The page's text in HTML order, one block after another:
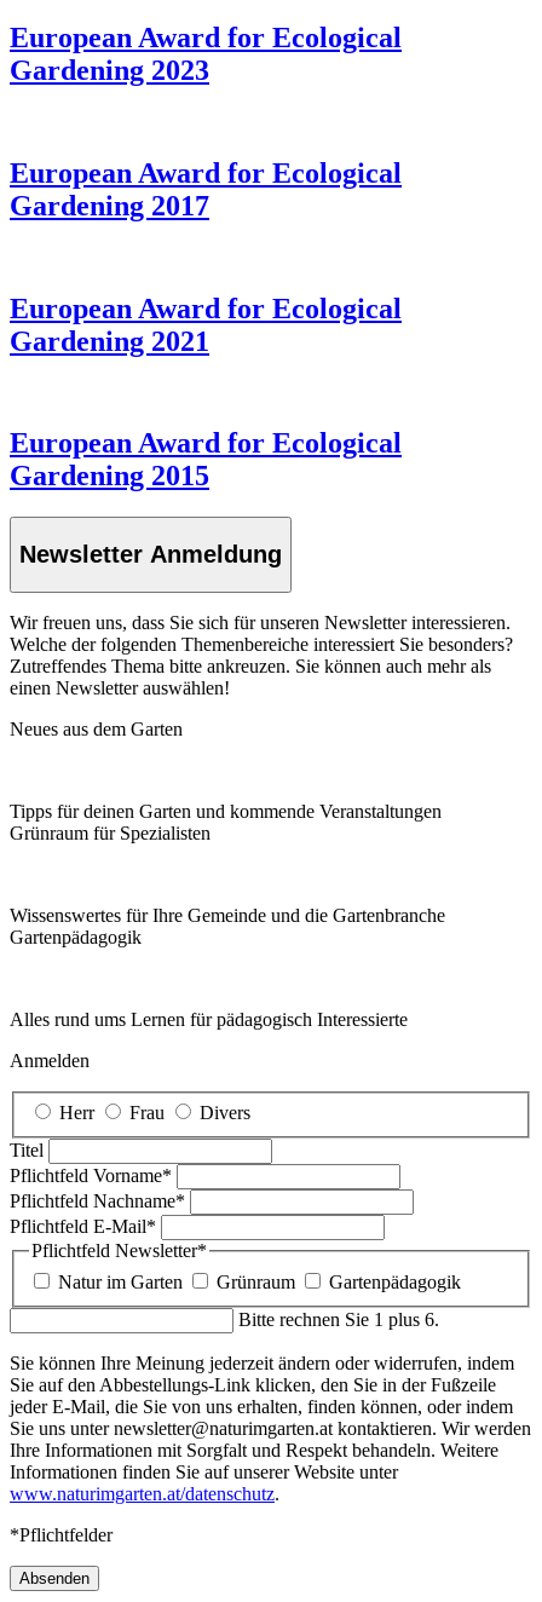
European Award for Ecological
Gardening 2023
European Award for Ecological
Gardening 2017
European Award for Ecological
Gardening 2021
European Award for Ecological
Gardening 2015
Newsletter Anmeldung
Wir freuen uns, dass Sie sich für unseren Newsletter interessieren.
Welche der folgenden Themenbereiche interessiert Sie besonders?
Zutreffendes Thema bitte ankreuzen. Sie können auch mehr als
einen Newsletter auswählen!
Neues aus dem Garten
Tipps für deinen Garten und kommende Veranstaltungen
Grünraum für Spezialisten
Wissenswertes für Ihre Gemeinde und die Gartenbranche
Garten­pädagogik
Alles rund ums Lernen für pädagogisch Interessierte
Anmelden
Herr Frau
Divers
Titel
Pflichtfeld Vorname*
Pflichtfeld Nachname*
Pflichtfeld E-Mail*
Pflichtfeld Newsletter*
Natur im Garten
Grünraum
Gartenpädagogik
Bitte rechnen Sie 1 plus 6.
Sie können Ihre Meinung jederzeit ändern oder widerrufen, indem
Sie auf den Abbestellungs-Link klicken, den Sie in der Fußzeile
jeder E-Mail, die Sie von uns erhalten, finden können, oder indem
Sie uns unter newsletter@naturimgarten.at kontaktieren. Wir werden
Ihre Informationen mit Sorgfalt und Respekt behandeln. Weitere
Informationen finden Sie auf unserer Website unter
www.naturimgarten.at/datenschutz.
*Pflichtfelder
Absenden